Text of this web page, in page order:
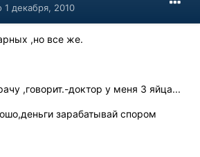
1 декабря, 2010
,но все же.
,говорит.-доктор у меня 3 яйца...
зарабатывай спором